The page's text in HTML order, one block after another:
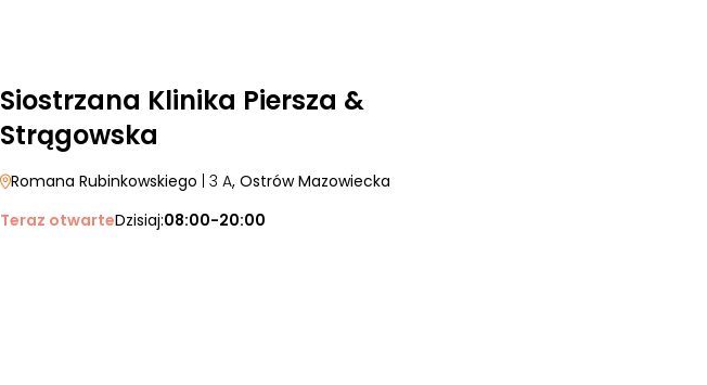
Siostrzana Klinika Piersza &
Strągowska
Romana Rubinkowskiego | 3 A, Ostrów Mazowiecka
Teraz otwarteDzisiaj:08:00-20:00